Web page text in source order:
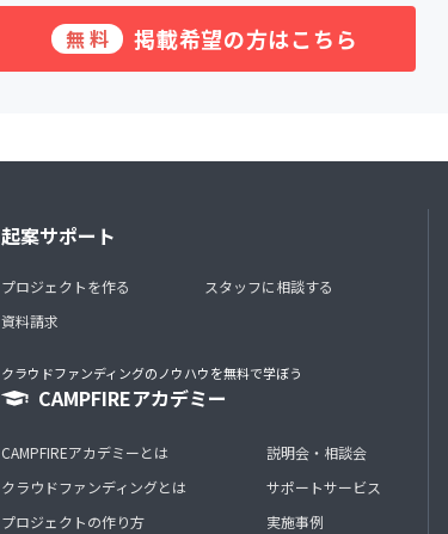
無料 掲載希望の方はこちら
起案サポート
プロジェクトを作る
資料請求
スタッフに相談する
クラウドファンディングのノウハウを無料で学ぼう
CAMPFIREアカデミー
CAMPFIREアカデミーとは
クラウドファンディングとは
プロジェクトの作り方
説明会・相談会
サポートサービス
実施事例